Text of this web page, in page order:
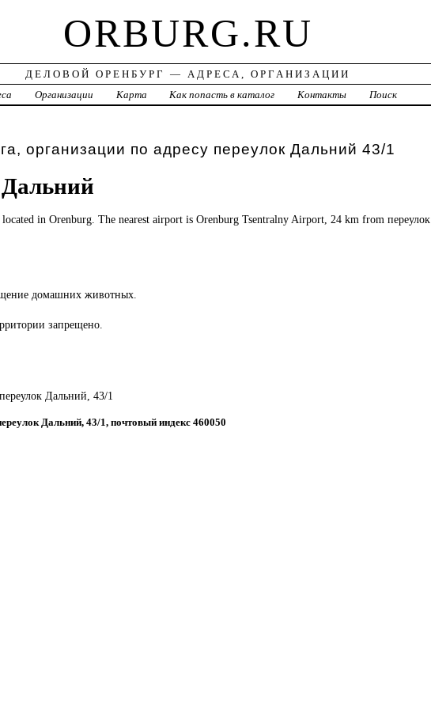
ORBURG.RU
ДЕЛОВОЙ ОРЕНБУРГ — АДРЕСА, ОРГАНИЗАЦИИ
Организации Карта Как попасть в каталог Контакты Поиск
организации по адресу переулок Дальний 43/1
Дальний
located in Orenburg. The nearest airport is Orenburg Tsentralny Airport, 24 km from переулок
домашних животных.
запрещено.
Дальний, 43/1
Дальний, 43/1, почтовый индекс 460050